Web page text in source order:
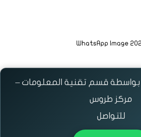
بواسطة قسم تقنية المعلومات –
مركز طروس
للتواصل